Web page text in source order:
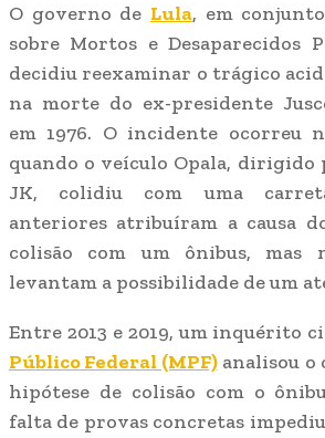
O governo de Lula, em
sobre Mortos e Desaparecidos
decidiu reexaminar o trágico
na morte do ex-presidente
em 1976. O incidente ocorreu
quando o veículo Opala, dirigido
JK, colidiu com uma
anteriores atribuíram a causa
colisão com um ônibus, mas
levantam a possibilidade de um
Entre 2013 e 2019, um inquérito
Público Federal (MPF)analisou o
hipótese de colisão com o
falta de provas concretas